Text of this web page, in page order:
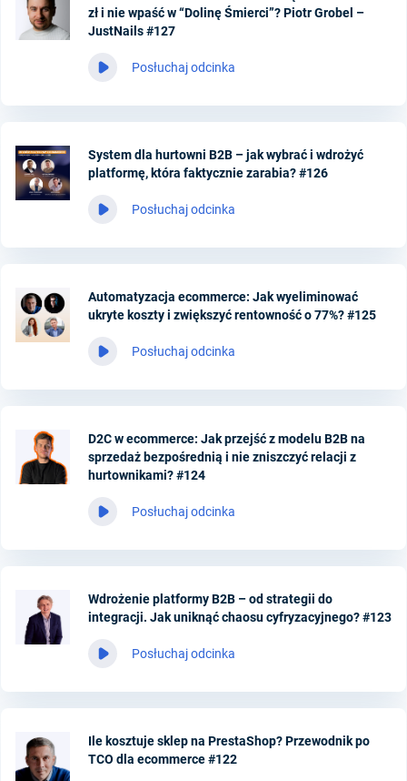
zł i nie wpaść w “Dolinę Śmierci”? Piotr Grobel –
JustNails #127
Posłuchaj odcinka
System dla hurtowni B2B – jak wybrać i wdrożyć
platformę, która faktycznie zarabia? #126
Posłuchaj odcinka
Automatyzacja ecommerce: Jak wyeliminować
ukryte koszty i zwiększyć rentowność o 77%? #125
Posłuchaj odcinka
D2C w ecommerce: Jak przejść z modelu B2B na
sprzedaż bezpośrednią i nie zniszczyć relacji z
hurtownikami? #124
Posłuchaj odcinka
Wdrożenie platformy B2B – od strategii do
integracji. Jak uniknąć chaosu cyfryzacyjnego? #123
Posłuchaj odcinka
Ile kosztuje sklep na PrestaShop? Przewodnik po
TCO dla ecommerce #122